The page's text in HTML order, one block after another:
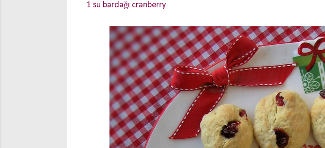
1 su bardağı cranberry